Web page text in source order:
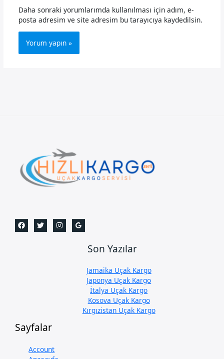
Daha sonraki yorumlarımda kullanılması için adım, e-
posta adresim ve site adresim bu tarayıcıya kaydedilsin.
Son Yazılar
Jamaika Uçak Kargo
Japonya Uçak Kargo
İtalya Uçak Kargo
Kosova Uçak Kargo
Kırgızistan Uçak Kargo
Sayfalar
Account